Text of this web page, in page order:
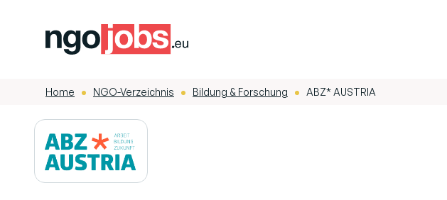
Home
-
NGO-Verzeichnis
-
Bildung & Forschung
-
ABZ* AUSTRIA